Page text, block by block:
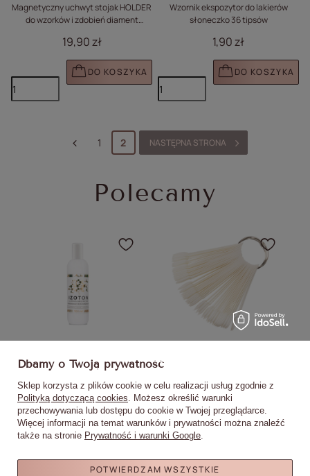
Magnetyczny uchwyt stojak HOLDER
do wzorków i zdobień diament
19,90 zł
DO KOSZYKA
Wzornik ekspozytor do lakierów
słoneczko 36 tipsów
1,90 zł
DO KOSZYKA
1 2 NASTĘPNA STRONA
Polecamy
Molly Nails profesjonalny płyn
pomocniczy dehydratacja
adhezja manicure inhibicja
acrylo-gel 100ml
19,90 zł
(0,20 zł / ml)
DO
KOSZYKA
Kliknij, aby dodać
do żeli lakierów hybryd i pyłków
5,90 zł
KOSZYKA
Dbamy o Twoją prywatność
Sklep korzysta z plików cookie w celu realizacji usług zgodnie z
Polityką dotyczącą cookies. Możesz określić warunki
przechowywania lub dostępu do cookie w Twojej przeglądarce.
Więcej informacji na temat warunków i prywatności można znaleźć
także na stronie Prywatność i warunki Google.
POTWIERDZAM WSZYSTKIE